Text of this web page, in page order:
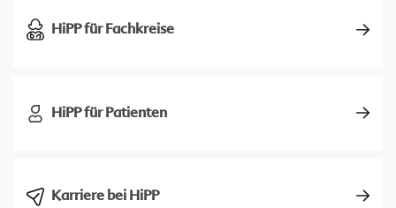
HiPP für Fachkreise
HiPP für Patienten
Karriere bei HiPP